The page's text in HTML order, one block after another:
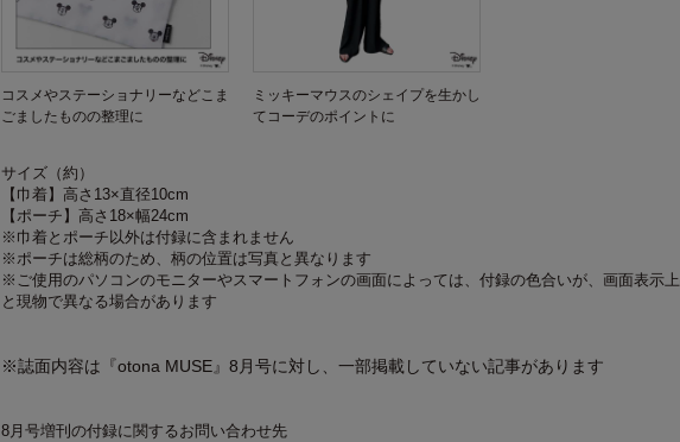
コスメやステーショナリーなどこま
ごましたものの整理に
ミッキーマウスのシェイプを生かし
てコーデのポイントに
サイズ（約）
【巾着】高さ13×直径10cm
【ポーチ】高さ18×幅24cm
※巾着とポーチ以外は付録に含まれません
※ポーチは総柄のため、柄の位置は写真と異なります
※ご使用のパソコンのモニターやスマートフォンの画面によっては、付録の色合いが、画面表示
と現物で異なる場合があります
※誌面内容は『otona MUSE』8月号に対し、一部掲載していない記事があります
8月号増刊の付録に関するお問い合わせ先